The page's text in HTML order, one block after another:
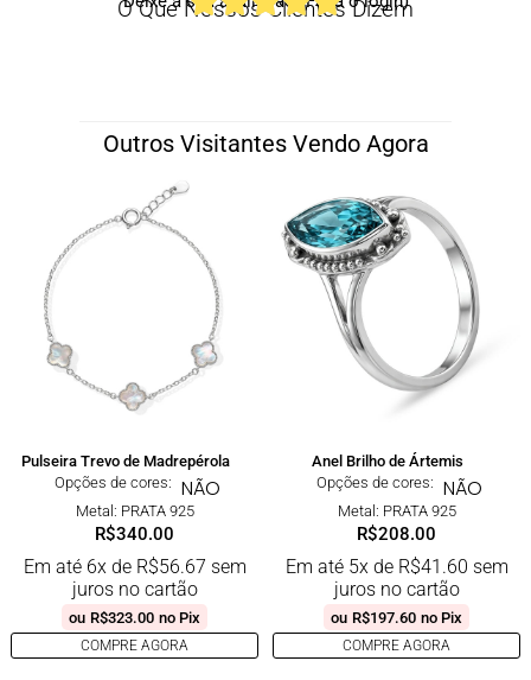
O Que Nossos Clientes Dizem
Outros Visitantes Vendo Agora
Pulseira Trevo de Madrepérola
Opções de cores: NÃO
Metal: PRATA 925
R$340.00
Em até 6x de R$56.67 sem
juros no cartão
ou R$323.00 no Pix
COMPRE AGORA
Anel Brilho de Ártemis
Opções de cores: NÃO
Metal: PRATA 925
R$208.00
Em até 5x de R$41.60 sem
juros no cartão
ou R$197.60 no Pix
COMPRE AGORA